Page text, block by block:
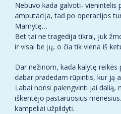
Nebuvo kada galvoti- vienintelis
amputacija, tad po operacijos
Mamytę…
Bet tai ne tragedija tikrai, juk
ir visai be jų, o čia tik viena iš
Dar nežinom, kada kalytę
dabar pradedam rūpintis, kur ją
Labai norisi palengvinti jai dalią,
iškentėjo pastaruosius
kampeliai užpildyti.